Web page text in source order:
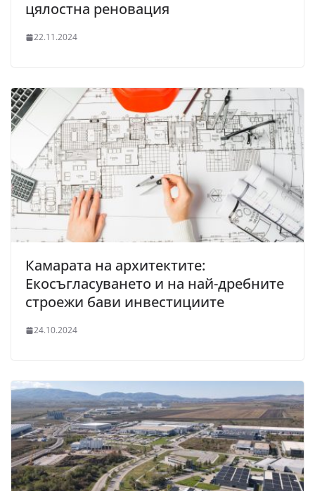
цялостна реновация
22.11.2024
Камарата на архитектите:
Екосъгласуването и на най-дребните
строежи бави инвестициите
24.10.2024